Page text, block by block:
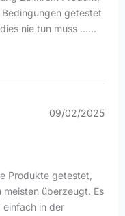
getestet
nie tun muss ......
09/02/2025
Produkte getestet,
meisten überzeugt. Es
einfach in der